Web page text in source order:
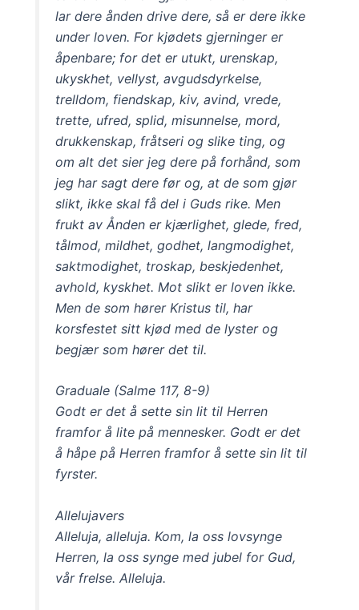
lar dere ånden drive dere, så er dere ikke
under loven. For kjødets gjerninger er
åpenbare; for det er utukt, urenskap,
ukyskhet, vellyst, avgudsdyrkelse,
trelldom, fiendskap, kiv, avind, vrede,
trette, ufred, splid, misunnelse, mord,
drukkenskap, fråtseri og slike ting, og
om alt det sier jeg dere på forhånd, som
jeg har sagt dere før og, at de som gjør
slikt, ikke skal få del i Guds rike. Men
frukt av Ånden er kjærlighet, glede, fred,
tålmod, mildhet, godhet, langmodighet,
saktmodighet, troskap, beskjedenhet,
avhold, kyskhet. Mot slikt er loven ikke.
Men de som hører Kristus til, har
korsfestet sitt kjød med de lyster og
begjær som hører det til.
Graduale (Salme 117, 8-9)
Godt er det å sette sin lit til Herren
framfor å lite på mennesker. Godt er det
å håpe på Herren framfor å sette sin lit til
fyrster.
Allelujavers
Alleluja, alleluja. Kom, la oss lovsynge
Herren, la oss synge med jubel for Gud,
vår frelse. Alleluja.